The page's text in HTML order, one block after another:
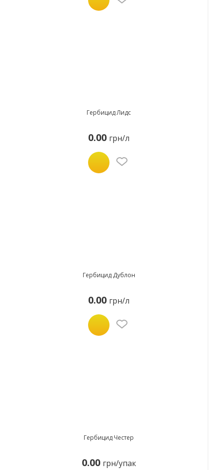
Гербицид Лидс
0.00 грн/л
Гербицид Дублон
0.00 грн/л
Гербицид Честер
0.00 грн/упак